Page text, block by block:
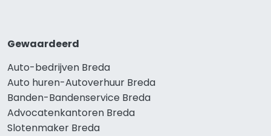
Gewaardeerd
Auto-bedrijven Breda
Auto huren-Autoverhuur Breda
Banden-Bandenservice Breda
Advocatenkantoren Breda
Slotenmaker Breda